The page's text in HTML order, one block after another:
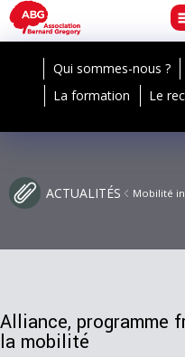
Qui sommes-nous ?
La formation
Le
ACTUALITÉS Mobilité
Alliance, programme
la mobilité